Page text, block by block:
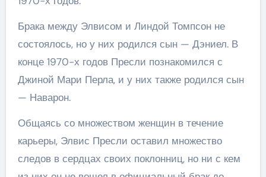
Брака между Элвисом и Линдой Томпсон не
состоялось, но у них родился сын — Дэниел. В
конце 1970-х годов Пресли познакомился с
Джиной Мари Перла, и у них также родился сын
— Наварон.
Общаясь со множеством женщин в течение
карьеры, Элвис Пресли оставил множество
следов в сердцах своих поклонниц, но ни с кем